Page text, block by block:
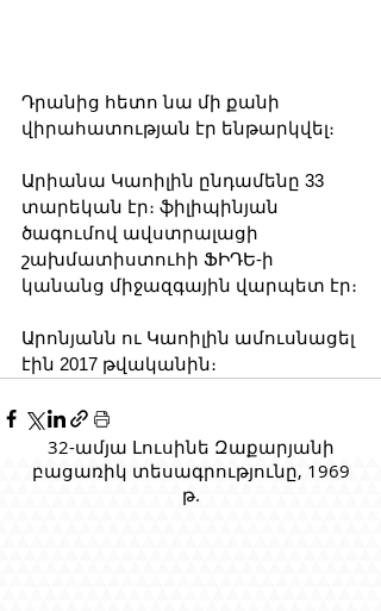
Դրանից հետո նա մի քանի
վիրահատության էր ենթարկվել։
Արիանա Կաոիլին ընդամենը 33
տարեկան էր։ ֆիլիպինյան
ծագումով ավստրալացի
շախմատիստուհի ՖԻԴԵ-ի
կանանց միջազգային վարպետ էր։
Արոնյանն ու Կաոիլին ամուսնացել
էին 2017 թվականին։
32-ամյա Լուսինե Զաքարյանի
բացառիկ տեսագրությունը, 1969
թ.